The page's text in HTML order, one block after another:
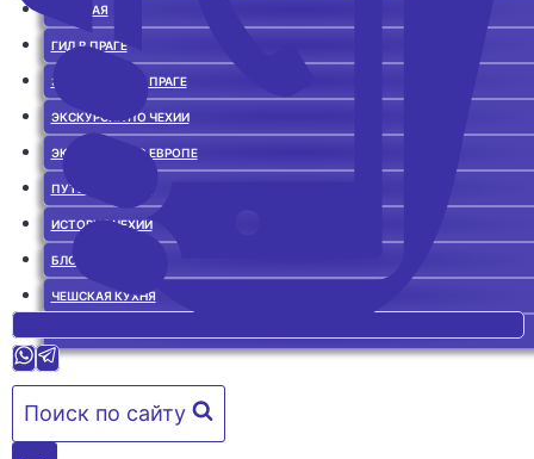
ГЛАВНАЯ
ГИД В ПРАГЕ
ЭКСКУРСИИ ПО ПРАГЕ
ЭКСКУРСИИ ПО ЧЕХИИ
ЭКСКУРСИИ ПО ЕВРОПЕ
ПУТЕВОДИТЕЛЬ
ИСТОРИЯ ЧЕХИИ
БЛОГ О ЧЕХИИ
ЧЕШСКАЯ КУХНЯ
Поиск по сайту